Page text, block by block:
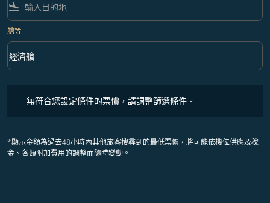
flight_land
艙等
艙等 option 經濟艙 Selected
經濟艙
keyboard_arrow_down
無符合您設定條件的票價，請調整篩選條件。
*顯示金額為過去48小時內其他旅客搜尋到的最低票價，將可能依機位供應及稅
金、各類附加費用的調整而隨時變動。